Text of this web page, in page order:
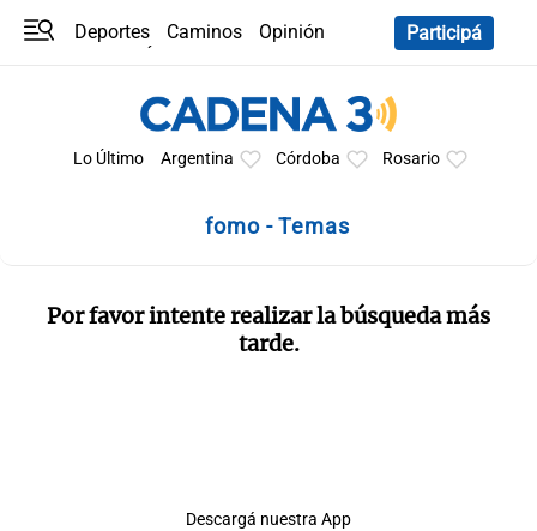
Deportes Caminos
Opinión
Participá
Lo Último Argentina Córdoba Rosario
fomo - Temas
Por favor intente realizar la búsqueda más
tarde.
Descargá nuestra App